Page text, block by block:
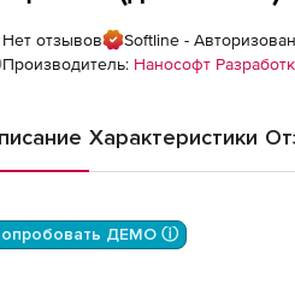
Нет отзывов
Softline -
Производитель: Нанософт
Характеристики
ДЕМО ⓘ